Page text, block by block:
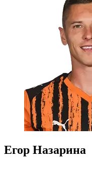
Егор Назарина